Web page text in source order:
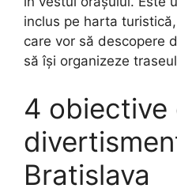
inclus pe harta
care vor să descopere
să își organizeze
4 obiective
Bratislava